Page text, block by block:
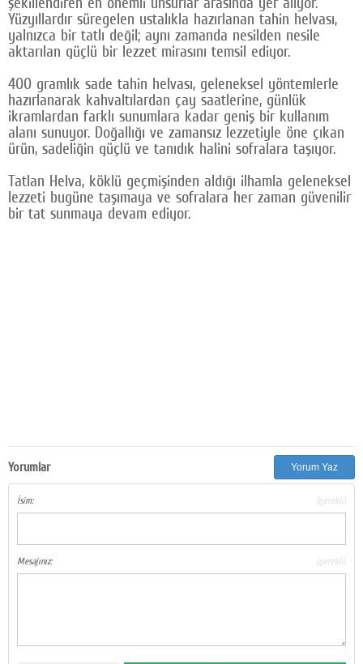
Yüzyıllardır süregelen ustalıkla hazırlanan tahin helvası,
yalnızca bir tatlı değil; aynı zamanda nesilden nesile
aktarılan güçlü bir lezzet mirasını temsil ediyor.
400 gramlık sade tahin helvası, geleneksel yöntemlerle
hazırlanarak kahvaltılardan çay saatlerine, günlük
ikramlardan farklı sunumlara kadar geniş bir kullanım
alanı sunuyor. Doğallığı ve zamansız lezzetiyle öne çıkan
ürün, sadeliğin güçlü ve tanıdık halini sofralara taşıyor.
Tatlan Helva, köklü geçmişinden aldığı ilhamla geleneksel
lezzeti bugüne taşımaya ve sofralara her zaman güvenilir
bir tat sunmaya devam ediyor.
Yorumlar Yorum Yaz
İsim: (gerekli)
Mesajınız: (gerekli)